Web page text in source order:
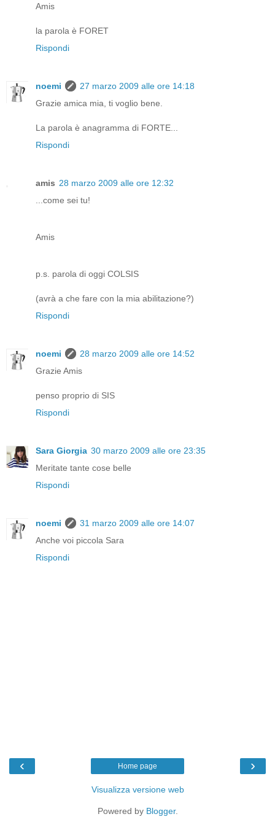
Amis
la parola è FORET
Rispondi
noemi
27 marzo 2009 alle ore 14:18
Grazie amica mia, ti voglio bene.
La parola è anagramma di FORTE...
Rispondi
amis 28 marzo 2009 alle ore 12:32
...come sei tu!
Amis
p.s. parola di oggi COLSIS
(avrà a che fare con la mia abilitazione?)
Rispondi
noemi
28 marzo 2009 alle ore 14:52
Grazie Amis
penso proprio di SIS
Rispondi
Sara Giorgia 30 marzo 2009 alle ore 23:35
Meritate tante cose belle
Rispondi
noemi
31 marzo 2009 alle ore 14:07
Anche voi piccola Sara
Rispondi
‹ ›
Home page
Visualizza versione web
Powered by Blogger.